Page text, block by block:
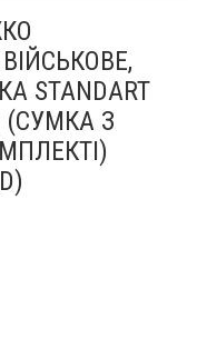
STANDART
З